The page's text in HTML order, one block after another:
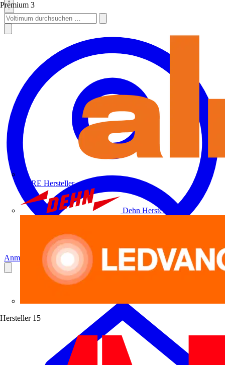
Premium 3
ALRE Hersteller
Dehn Hersteller
Hersteller 15
Anmelden Registrierung